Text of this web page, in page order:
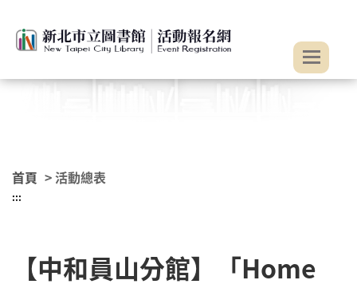
首頁 > 活動總表
:::
【中和員山分館】「Home